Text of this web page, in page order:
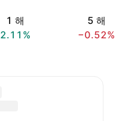
1 해
2.11%
5 해
−0.52%